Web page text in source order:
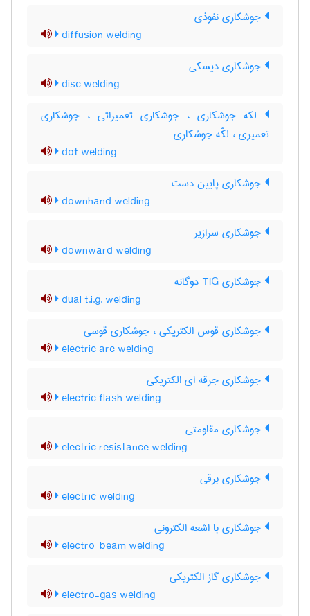
جوشکاری نفوذی
diffusion welding
جوشکاری دیسکی
disc welding
لکه جوشکاری ، جوشکاری تعمیراتی ، جوشکاری
تعمیری ، لکّه جوشکاری
dot welding
جوشکاری پایین دست
downhand welding
جوشکاری سرازیر
downward welding
جوشکاری TIG دوگانه
dual t.i.g. welding
جوشکاری قوس الکتریکی ، جوشکاری قوسی
electric arc welding
جوشکاری جرقه ای الکتریکی
electric flash welding
جوشکاری مقاومتی
electric resistance welding
جوشکاری برقی
electric welding
جوشکاری با اشعه الکترونی
electro-beam welding
جوشکاری گاز الکتریکی
electro-gas welding